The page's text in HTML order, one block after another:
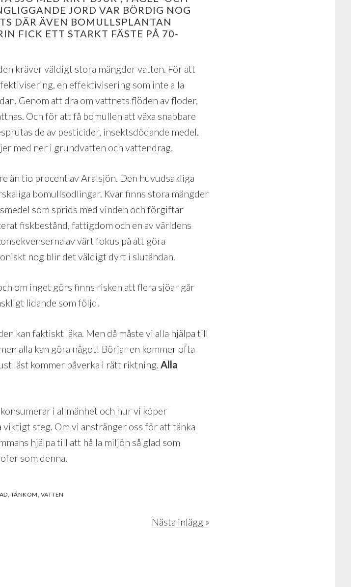
JORD VAR BÖRDIG NOG
DÄR ÄVEN BOMULLSPLANTAN
FICK ETT STARKT FÄSTE PÅ 70-
kräver väldigt stora mängder vatten. För att
en effektivisering som inte alla
Genom att dra om vattnets flöden av floder,
Och för att få bomullen att växa snabbare
de av pesticider, insektsdödande medel.
med ner i grundvatten och vattendrag.
än tio procent av Aralsjön. Den huvudsakliga
bomullsodlingar. Kvar finns stora mängder
som sprids med vinden och förgiftar
fiskbestånd, fattigdom och en av världens
av vårt fokus på att göra
nog blir det väldigt dyrt i slutändan.
om inget görs finns risken att flera sjöar går
lidande som följd.
kan faktiskt läka. Men då måste vi alla hjälpa till
alla kan göra något! Börjar en kommer ofta
läst kommer påverka i rätt riktning. Alla
i allmänhet och hur vi köper
steg. Om vi anstränger oss för att tänka
hjälpa till att hålla miljön så glad som
som denna.
, TÄNKOM, VATTEN
Nästa inlägg »